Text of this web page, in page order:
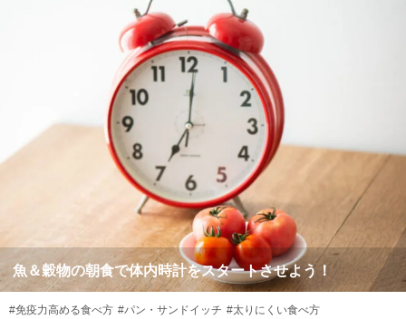
魚＆穀物の朝食で体内時計をスタートさせよう！
#免疫力高める食べ方 #パン・サンドイッチ #太りにくい食べ方